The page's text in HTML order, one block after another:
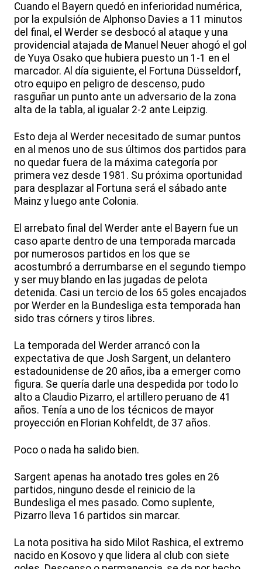
Cuando el Bayern quedó en inferioridad numérica,
por la expulsión de Alphonso Davies a 11 minutos
del final, el Werder se desbocó al ataque y una
providencial atajada de Manuel Neuer ahogó el gol
de Yuya Osako que hubiera puesto un 1-1 en el
marcador. Al día siguiente, el Fortuna Düsseldorf,
otro equipo en peligro de descenso, pudo
rasguñar un punto ante un adversario de la zona
alta de la tabla, al igualar 2-2 ante Leipzig.
Esto deja al Werder necesitado de sumar puntos
en al menos uno de sus últimos dos partidos para
no quedar fuera de la máxima categoría por
primera vez desde 1981. Su próxima oportunidad
para desplazar al Fortuna será el sábado ante
Mainz y luego ante Colonia.
El arrebato final del Werder ante el Bayern fue un
caso aparte dentro de una temporada marcada
por numerosos partidos en los que se
acostumbró a derrumbarse en el segundo tiempo
y ser muy blando en las jugadas de pelota
detenida. Casi un tercio de los 65 goles encajados
por Werder en la Bundesliga esta temporada han
sido tras córners y tiros libres.
La temporada del Werder arrancó con la
expectativa de que Josh Sargent, un delantero
estadounidense de 20 años, iba a emerger como
figura. Se quería darle una despedida por todo lo
alto a Claudio Pizarro, el artillero peruano de 41
años. Tenía a uno de los técnicos de mayor
proyección en Florian Kohfeldt, de 37 años.
Poco o nada ha salido bien.
Sargent apenas ha anotado tres goles en 26
partidos, ninguno desde el reinicio de la
Bundesliga el mes pasado. Como suplente,
Pizarro lleva 16 partidos sin marcar.
La nota positiva ha sido Milot Rashica, el extremo
nacido en Kosovo y que lidera al club con siete